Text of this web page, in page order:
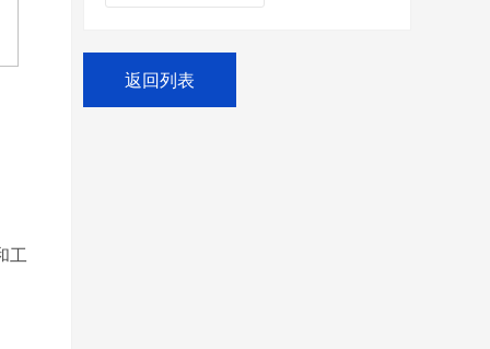
工
返回列表